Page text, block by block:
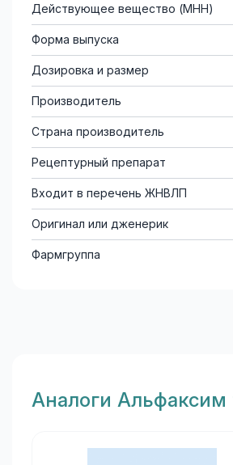
Действующее вещество (МНН)
Форма выпуска
Дозировка и размер
Производитель
Страна производитель
Рецептурный препарат
Входит в перечень ЖНВЛП
Оригинал или дженерик
Фармгруппа
Aналоги